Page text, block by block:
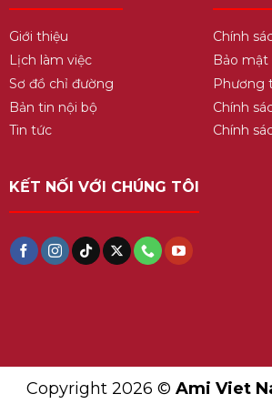
Giới thiệu
Lịch làm việc
Sơ đồ chỉ đường
Bản tin nội bộ
Tin tức
Chính
Bảo
Phương
Chính
Chính
KẾT NỐI VỚI CHÚNG TÔI
Copyright 2026 © Ami Viet